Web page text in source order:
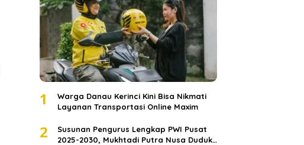
1
Warga Danau Kerinci Kini Bisa Nikmati
Layanan Transportasi Online Maxim
2
Susunan Pengurus Lengkap PWI Pusat
2025-2030, Mukhtadi Putra Nusa Duduki